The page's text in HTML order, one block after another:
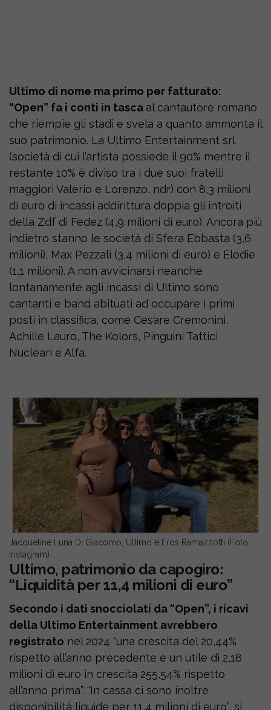
Ultimo di nome ma primo per fatturato:
“Open” fa i conti in tasca al cantautore romano
che riempie gli stadi e svela a quanto ammonta il
suo patrimonio. La Ultimo Entertainment srl
(società di cui l’artista possiede il 90% mentre il
restante 10% è diviso tra i due suoi fratelli
maggiori Valerio e Lorenzo, ndr) con 8,3 milioni
di euro di incassi addirittura doppia gli introiti
della Zdf di Fedez (4,9 milioni di euro). Ancora più
indietro stanno le società di Sfera Ebbasta (3,6
milioni), Max Pezzali (3,4 milioni di euro) e Elodie
(1,1 milioni). A non avvicinarsi neanche
lontanamente agli incassi di Ultimo sono
cantanti e band abituati ad occupare i primi
posti in classifica, come Cesare Cremonini,
Achille Lauro, The Kolors, Pinguini Tattici
Nucleari e Alfa.
Jacqueline Luna Di Giacomo, Ultimo e Eros Ramazzotti (Foto
Instagram)
Ultimo, patrimonio da capogiro:
“Liquidità per 11,4 milioni di euro”
Secondo i dati snocciolati da “Open”, i ricavi
della Ultimo Entertainment avrebbero
registrato nel 2024 “una crescita del 20,44%
rispetto all’anno precedente e un utile di 2,18
milioni di euro in crescita 255,54% rispetto
all’anno prima”. “In cassa ci sono inoltre
disponibilità liquide per 11,4 milioni di euro”, si